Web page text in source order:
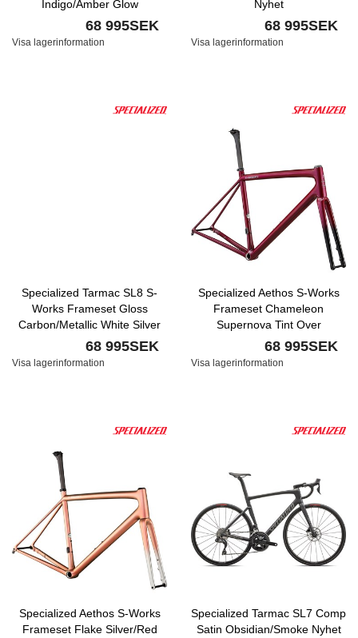
Indigo/Amber Glow
Strata/Obsidian Nyhet
68 995SEK
Visa lagerinformation
Nyhet
68 995SEK
Visa lagerinformation
Specialized Tarmac SL8 S-
Works Frameset Gloss
Carbon/Metallic White Silver
Nyhet
68 995SEK
Visa lagerinformation
Specialized Aethos S-Works
Frameset Chameleon
Supernova Tint Over
Maroon/Chrome Nyhet
68 995SEK
Visa lagerinformation
Specialized Aethos S-Works
Frameset Flake Silver/Red
Specialized Tarmac SL7 Comp
Satin Obsidian/Smoke Nyhet